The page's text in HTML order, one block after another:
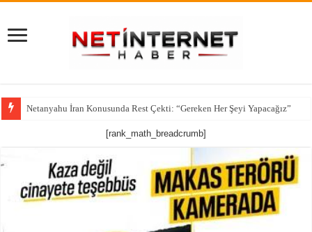
Netanyahu İran Konusunda Rest Çekti: “Gereken Her Şeyi Yapacağız”
[rank_math_breadcrumb]